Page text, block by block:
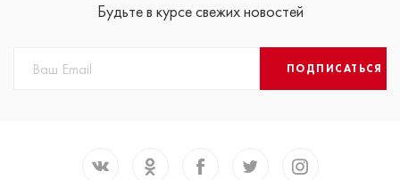
Будьте в курсе свежих новостей
ПОДПИСАТЬСЯ